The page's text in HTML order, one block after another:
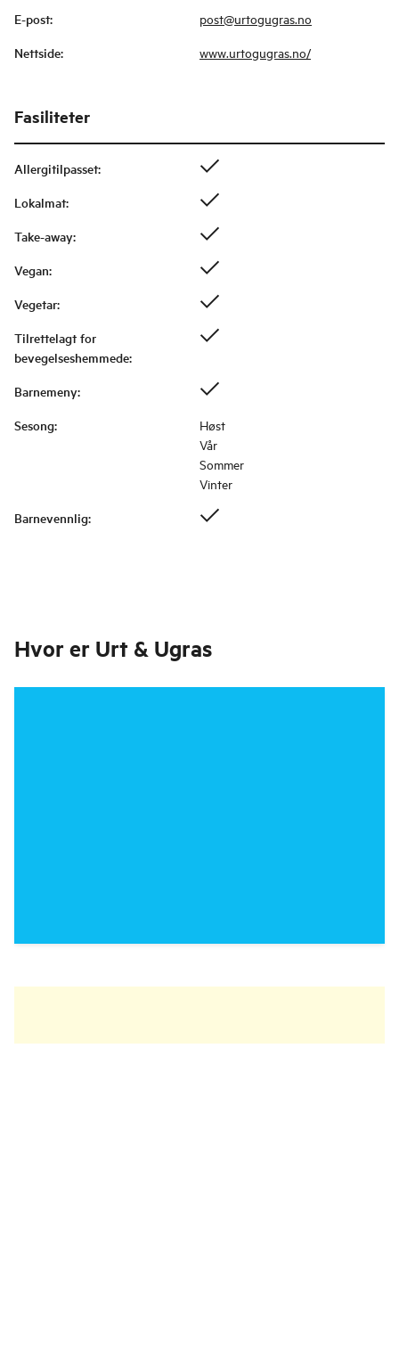
E-post: post@urtogugras.no
Nettside: www.urtogugras.no/
Fasiliteter
Allergitilpasset:
Lokalmat:
Take-away:
Vegan:
Vegetar:
Tilrettelagt for
bevegelseshemmede:
Barnemeny:
Sesong:
Høst
Vår
Sommer
Vinter
Barnevennlig:
Hvor er Urt & Ugras